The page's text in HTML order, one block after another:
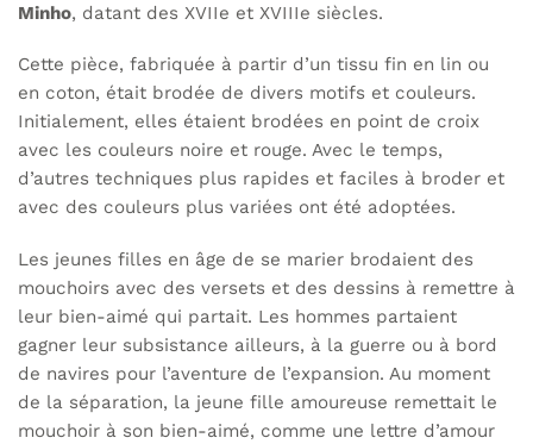
Minho, datant des XVIIe et XVIIIe siècles.
Cette pièce, fabriquée à partir d’un tissu fin en lin ou
en coton, était brodée de divers motifs et couleurs.
Initialement, elles étaient brodées en point de croix
avec les couleurs noire et rouge. Avec le temps,
d’autres techniques plus rapides et faciles à broder et
avec des couleurs plus variées ont été adoptées.
Les jeunes filles en âge de se marier brodaient des
mouchoirs avec des versets et des dessins à remettre à
leur bien-aimé qui partait. Les hommes partaient
gagner leur subsistance ailleurs, à la guerre ou à bord
de navires pour l’aventure de l’expansion. Au moment
de la séparation, la jeune fille amoureuse remettait le
mouchoir à son bien-aimé, comme une lettre d’amour